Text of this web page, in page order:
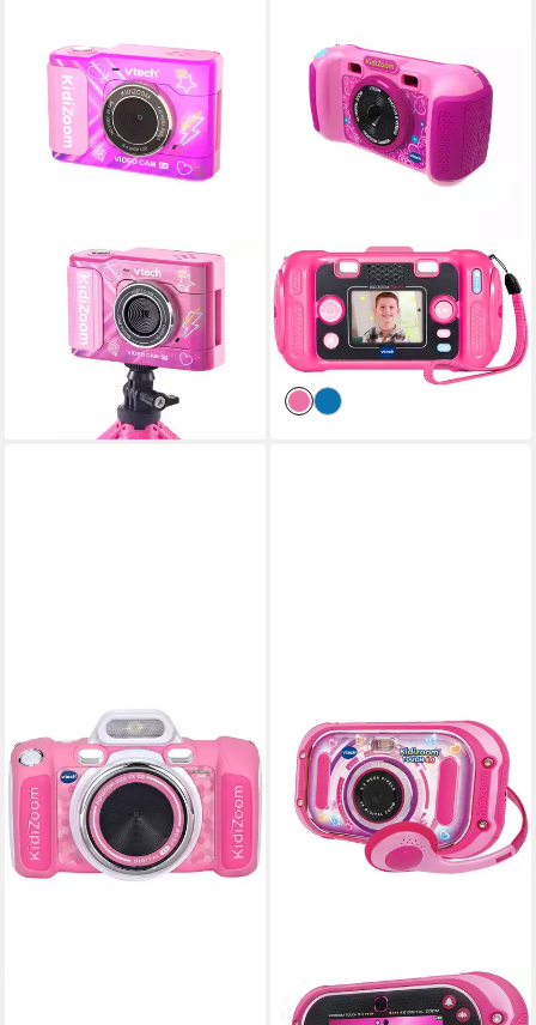
VTECH®
KidiZoom Video Cam FX
Kinderkamera
71,69 €
lieferbar in 2 Wochen
VTECH®
KidiZoom Fun FX
Kinderkamera
44,22 €
lieferbar in 2 Wochen